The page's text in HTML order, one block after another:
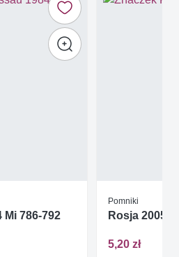
Mi 786-792
Pomniki
Rosja 2005
5,20 zł